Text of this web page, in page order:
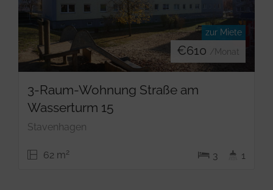
zur Miete
€610 /Monat
3-Raum-Wohnung Straße am
Wasserturm 15
Stavenhagen
62 m2 3 1